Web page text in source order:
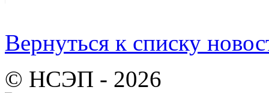
Вернуться к списку
© НСЭП - 2026